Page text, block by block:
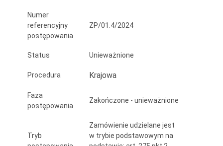
Szpitala
Miejskiego
im.
Jana
Gaduły
Numer
referencyjny
postępowania
ZP/01.4/2024
Status Unieważnione
Procedura Krajowa
Faza
postępowania
Zakończone - unieważnione
Tryb
Zamówienie udzielane jest
w trybie podstawowym na